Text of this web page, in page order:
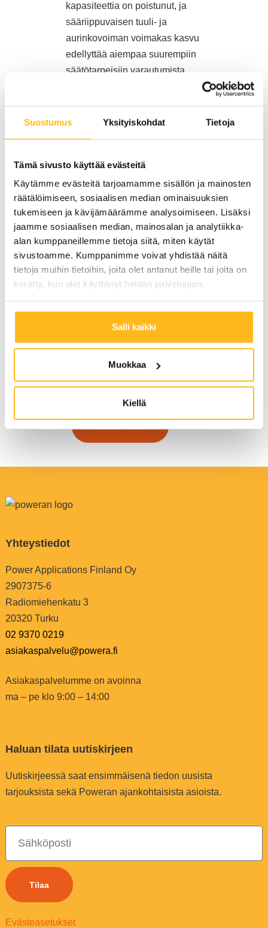
Suostumus Yksityiskohdat Tietoja
Tämä sivusto käyttää evästeitä
Käytämme evästeitä tarjoamamme sisällön ja mainosten
räätälöimiseen, sosiaalisen median ominaisuuksien
tukemiseen ja kävijämäärämme analysoimiseen. Lisäksi
jaamme sosiaalisen median, mainosalan ja analytiikka-
alan kumppaneillemme tietoja siitä, miten käytät
sivustoamme. Kumppanimme voivat yhdistää näitä
tietoja muihin tietoihin, joita olet antanut heille tai joita on
kerätty, kun olet käyttänyt heidän palvelujaan.
Salli kaikki
Muokkaa
Kiellä
kapasiteettia on poistunut, ja
sääriippuvaisen tuuli- ja
aurinkovoiman voimakas kasvu
edellyttää aiempaa suurempiin
säätötarpeisiin varautumista.
säätäviä kohteita, mikä
kulutus- ja varastokapasiteetin
tarvetta. Lisäksi toteutuvat
säätötarpeet tulevat ajoittain
olemaan esitettyjä lukemia
huomattavasti suurempia.
Lisästietoja reservimarkkinoista:
https://www.fingrid.fi/sahkomarkkinat/reservit-
ja-saatosahko
Reservimarkkinat:
Yhteystiedot
Power Applications Finland Oy
2907375-6
Radiomiehenkatu 3
20320 Turku
02 9370 0219
asiakaspalvelu@powera.fi
Asiakaspalvelumme on avoinna
ma – pe klo 9:00 – 14:00
Haluan tilata uutiskirjeen
Uutiskirjeessä saat ensimmäisenä tiedon uusista
tarjouksista sekä Poweran ajankohtaisista asioista.
Tilaa
Evästeasetukset